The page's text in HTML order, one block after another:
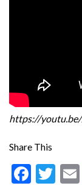
https://
Share This